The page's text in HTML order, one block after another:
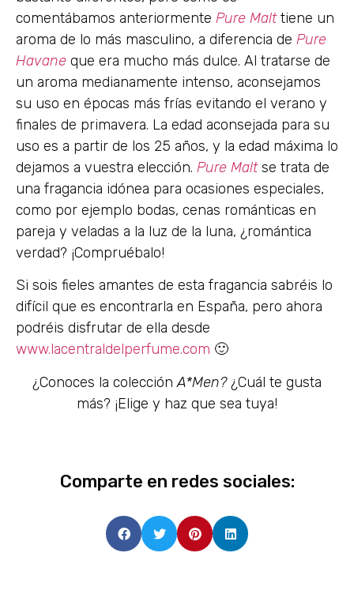
comentábamos anteriormente Pure Malttiene un
aroma de lo más masculino, a diferencia de Pure
Havane que era mucho más dulce. Al tratarse de
un aroma medianamente intenso, aconsejamos
su uso en épocas más frías evitando el verano y
finales de primavera. La edad aconsejada para su
uso es a partir de los 25 años, y la edad máxima lo
dejamos a vuestra elección. Pure Maltse trata de
una fragancia idónea para ocasiones especiales,
como por ejemplo bodas, cenas románticas en
pareja y veladas a la luz de la luna, ¿romántica
verdad? ¡Compruébalo!
Si sois fieles amantes de esta fragancia sabréis lo
difícil que es encontrarla en España, pero ahora
podréis disfrutar de ella desde
www.lacentraldelperfume.com 🙂
¿Conoces la colecciónA*Men?¿Cuál te gusta
más? ¡Elige y haz que sea tuya!
Comparte en redes sociales: